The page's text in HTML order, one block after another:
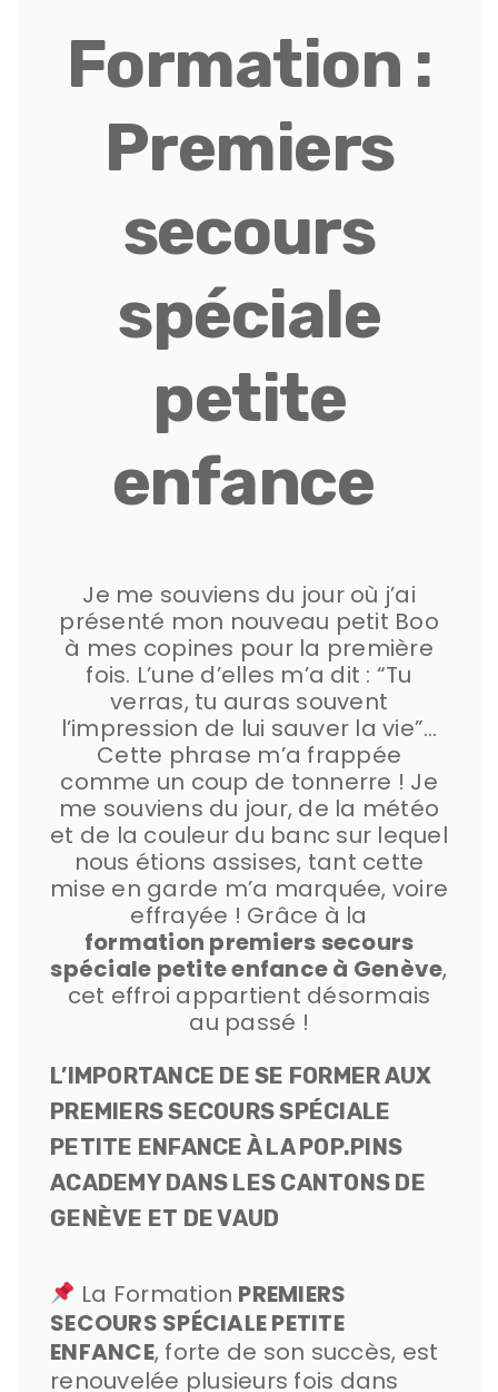
Formation :
Premiers
secours
spéciale
petite
enfance
Je me souviens du jour où j’ai
présenté mon nouveau petit Boo
à mes copines pour la première
fois. L’une d’elles m’a dit : “Tu
verras, tu auras souvent
l’impression de lui sauver la vie”…
Cette phrase m’a frappée
comme un coup de tonnerre ! Je
me souviens du jour, de la météo
et de la couleur du banc sur lequel
nous étions assises, tant cette
mise en garde m’a marquée, voire
effrayée ! Grâce à la
formation premiers secours
spéciale petite enfance à Genève,
cet effroi appartient désormais
au passé !
L’IMPORTANCE DE SE FORMER AUX
PREMIERS SECOURS SPÉCIALE
PETITE ENFANCE À LA POP.PINS
ACADEMY DANS LES CANTONS DE
GENÈVE ET DE VAUD
La Formation PREMIERS
SECOURS SPÉCIALE PETITE
ENFANCE, forte de son succès, est
renouvelée plusieurs fois dans